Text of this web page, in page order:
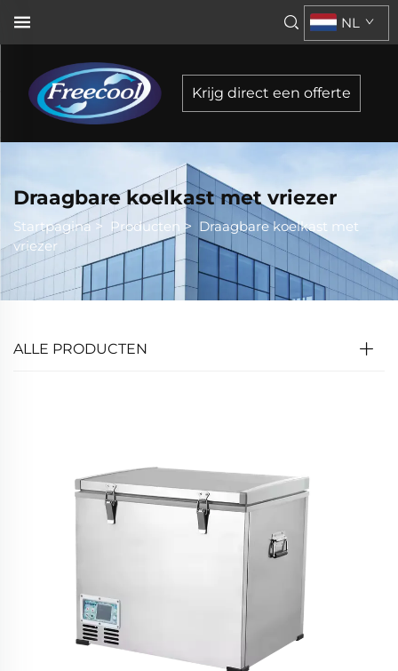
NL
Krijg direct een offerte
Draagbare koelkast met vriezer
Startpagina> Producten > Draagbare koelkast met
vriezer
ALLE PRODUCTEN